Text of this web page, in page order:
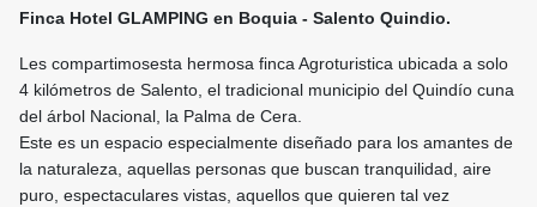
Finca Hotel GLAMPING en Boquia - Salento Quindio.
Les compartimosesta hermosa finca Agroturistica ubicada a solo
4 kilómetros de Salento, el tradicional municipio del Quindío cuna
del árbol Nacional, la Palma de Cera.
Este es un espacio especialmente diseñado para los amantes de
la naturaleza, aquellas personas que buscan tranquilidad, aire
puro, espectaculares vistas, aquellos que quieren tal vez